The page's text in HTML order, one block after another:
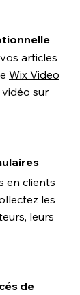
articles
Wix Video
sur
en clients
les
leurs
de